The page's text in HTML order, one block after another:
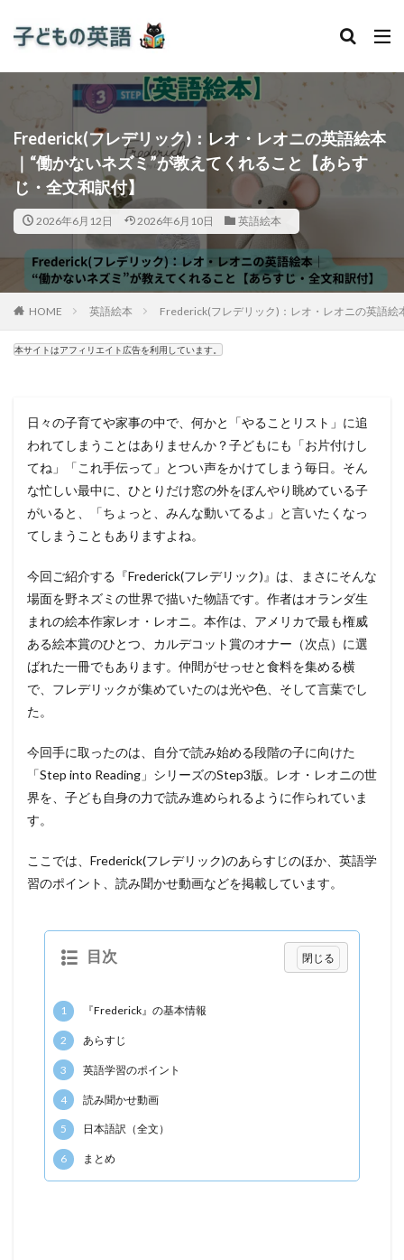
Frederick(フレデリック)：レオ・レオニの英語絵本
｜“働かないネズミ”が教えてくれること【あらす
じ・全文和訳付】
2026年6月12日 2026年6月10日 英語絵本
HOME 英語絵本 Frederick(フレデリック)：レオ・レオニの英語絵
本サイトはアフィリエイト広告を利用しています。
日々の子育てや家事の中で、何かと「やることリスト」に追
われてしまうことはありませんか？子どもにも「お片付けし
てね」「これ手伝って」とつい声をかけてしまう毎日。そん
な忙しい最中に、ひとりだけ窓の外をぼんやり眺めている子
がいると、「ちょっと、みんな動いてるよ」と言いたくなっ
てしまうこともありますよね。
今回ご紹介する『Frederick(フレデリック)』は、まさにそんな
場面を野ネズミの世界で描いた物語です。作者はオランダ生
まれの絵本作家レオ・レオニ。本作は、アメリカで最も権威
ある絵本賞のひとつ、カルデコット賞のオナー（次点）に選
ばれた一冊でもあります。仲間がせっせと食料を集める横
で、フレデリックが集めていたのは光や色、そして言葉でし
た。
今回手に取ったのは、自分で読み始める段階の子に向けた
「Step into Reading」シリーズのStep3版。レオ・レオニの世
界を、子ども自身の力で読み進められるように作られていま
す。
ここでは、Frederick(フレデリック)のあらすじのほか、英語学
習のポイント、読み聞かせ動画などを掲載しています。
目次
1 『Frederick』の基本情報
2 あらすじ
3 英語学習のポイント
4 読み聞かせ動画
5 日本語訳（全文）
6 まとめ